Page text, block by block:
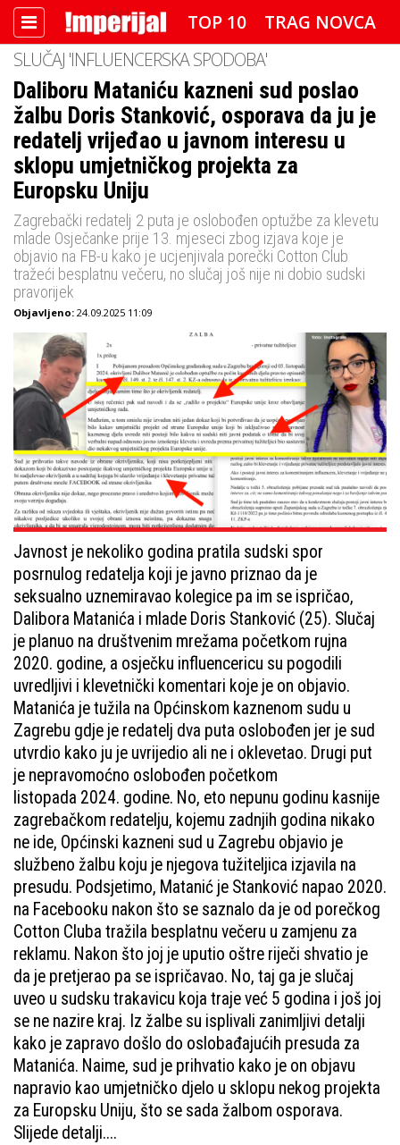
TOP 10
TRAG NOVCA
DETEKTOR
FOTO SPECIJAL
IMPERIJAL VIDEO
RADAR
IMPERIJAL & FREETIME
IMPERIJALOVE POZNATE FACE
SLUČAJ 'INFLUENCERSKA SPODOBA'
Daliboru Mataniću kazneni sud poslao
žalbu Doris Stanković, osporava da ju je
redatelj vrijeđao u javnom interesu u
sklopu umjetničkog projekta za
Europsku Uniju
Zagrebački redatelj 2 puta je oslobođen optužbe za klevetu
mlade Osječanke prije 13. mjeseci zbog izjava koje je
objavio na FB-u kako je ucjenjivala porečki Cotton Club
tražeći besplatnu večeru, no slučaj još nije ni dobio sudski
pravorijek
Objavljeno: 24.09.2025 11:09
Javnost je nekoliko godina pratila sudski spor
posrnulog redatelja koji je javno priznao da je
seksualno uznemiravao kolegice pa im se ispričao,
Dalibora Matanića i mlade Doris Stanković (25). Slučaj
je planuo na društvenim mrežama početkom rujna
2020. godine, a osječku influencericu su pogodili
uvredljivi i klevetnički komentari koje je on objavio.
Matanića je tužila na Općinskom kaznenom sudu u
Zagrebu gdje je redatelj dva puta oslobođen jer je sud
utvrdio kako ju je uvrijedio ali ne i oklevetao. Drugi put
je nepravomoćno oslobođen početkom
listopada 2024. godine. No, eto nepunu godinu kasnije
zagrebačkom redatelju, kojemu zadnjih godina nikako
ne ide, Općinski kazneni sud u Zagrebu objavio je
službeno žalbu koju je njegova tužiteljica izjavila na
presudu. Podsjetimo, Matanić je Stanković napao 2020.
na Facebooku nakon što se saznalo da je od porečkog
Cotton Cluba tražila besplatnu večeru u zamjenu za
reklamu. Nakon što joj je uputio oštre riječi shvatio je
da je pretjerao pa se ispričavao. No, taj ga je slučaj
uveo u sudsku trakavicu koja traje već 5 godina i još joj
se ne nazire kraj. Iz žalbe su isplivali zanimljivi detalji
kako je zapravo došlo do oslobađajućih presuda za
Matanića. Naime, sud je prihvatio kako je on objavu
napravio kao umjetničko djelo u sklopu nekog projekta
za Europsku Uniju, što se sada žalbom osporava.
Slijede detalji....